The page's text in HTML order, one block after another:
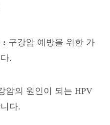
: 구강암 예방을 위한 가
.
암의 원인이 되는 HPV
다.